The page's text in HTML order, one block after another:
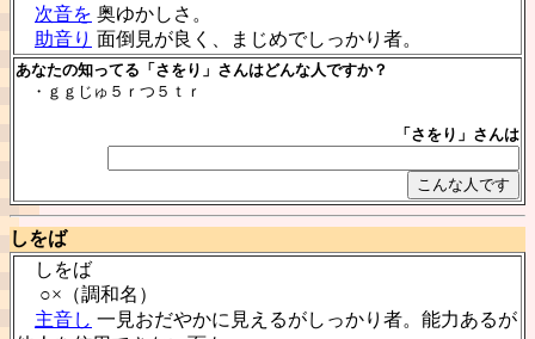
次音を 奥ゆかしさ。
助音り 面倒見が良く、まじめでしっかり者。
あなたの知ってる「さをり」さんはどんな人ですか？
・ｇｇじゅ５ｒつ５ｔｒ
「さをり」さんは
しをば
しをば
○×（調和名）
主音し 一見おだやかに見えるがしっかり者。能力あるが